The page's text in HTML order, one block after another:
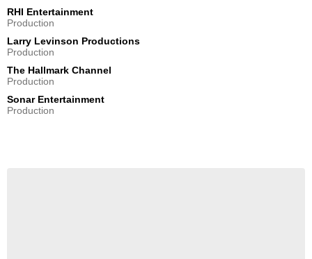
RHI Entertainment
Production
Larry Levinson Productions
Production
The Hallmark Channel
Production
Sonar Entertainment
Production